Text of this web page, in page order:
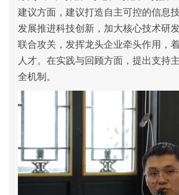
建议方面，建议打造自主可控的信息
发展推进科技创新，加大核心技术研
联合攻关，发挥龙头企业牵头作用，
人才。在实践与回顾方面，提出支持
全机制。